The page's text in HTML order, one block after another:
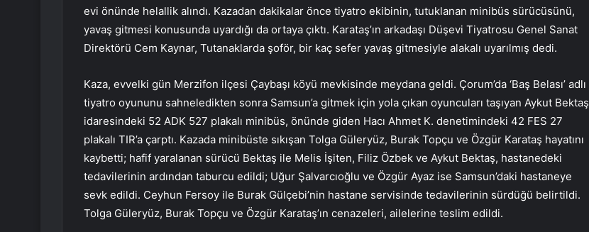
evi önünde helallik alındı. Kazadan dakikalar önce tiyatro ekibinin, tutuklanan minibüs sürücüsünü,
yavaş gitmesi konusunda uyardığı da ortaya çıktı. Karataş’ın arkadaşı Düşevi Tiyatrosu Genel Sanat
Direktörü Cem Kaynar, Tutanaklarda şoför, bir kaç sefer yavaş gitmesiyle alakalı uyarılmış dedi.
Kaza, evvelki gün Merzifon ilçesi Çaybaşı köyü mevkisinde meydana geldi. Çorum’da ‘Baş Belası’ adlı
tiyatro oyununu sahneledikten sonra Samsun’a gitmek için yola çıkan oyuncuları taşıyan Aykut Bektaş
idaresindeki 52 ADK 527 plakalı minibüs, önünde giden Hacı Ahmet K. denetimindeki 42 FES 27
plakalı TIR’a çarptı. Kazada minibüste sıkışan Tolga Güleryüz, Burak Topçu ve Özgür Karataş hayatını
kaybetti; hafif yaralanan sürücü Bektaş ile Melis İşiten, Filiz Özbek ve Aykut Bektaş, hastanedeki
tedavilerinin ardından taburcu edildi; Uğur Şalvarcıoğlu ve Özgür Ayaz ise Samsun’daki hastaneye
sevk edildi. Ceyhun Fersoy ile Burak Gülçebi’nin hastane servisinde tedavilerinin sürdüğü belirtildi.
Tolga Güleryüz, Burak Topçu ve Özgür Karataş’ın cenazeleri, ailelerine teslim edildi.